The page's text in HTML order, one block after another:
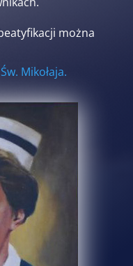
można
Mikołaja.